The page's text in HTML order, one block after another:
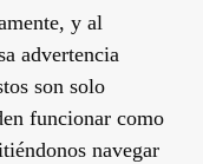
y al
advertencia
son solo
funcionar como
navegar